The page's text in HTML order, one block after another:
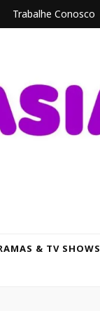
Trabalhe Conosco
& TV SHOWS